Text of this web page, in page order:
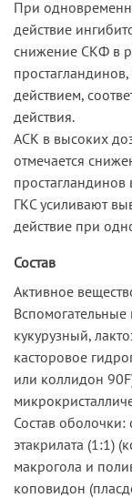
При
действие
снижение СКФ в
действием,
действия.
АСК в высоких
отмечается
простагландинов
ГКС усиливают
действие при
Состав
Активное
Вспомогательные
кукурузный,
касторовое
или коллидон
Состав
этакрилата (1:1)
макрогола и
коповидон